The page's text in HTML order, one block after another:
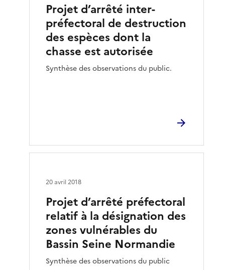
Projet d’arrêté inter-
préfectoral de destruction
des espèces dont la
chasse est autorisée
Synthèse des observations du public.
Projet d’arrêté préfectoral
relatif à la désignation des
zones vulnérables du
Bassin Seine Normandie
Synthèse des observations du public
20 avril 2018